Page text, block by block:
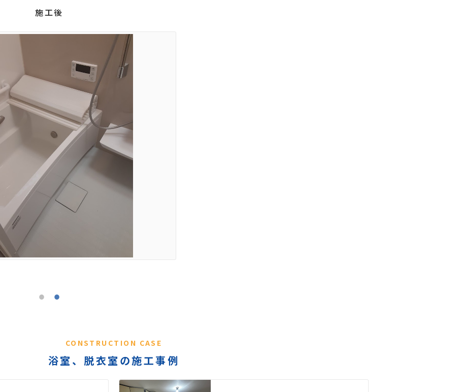
施工後
CONSTRUCTION CASE
浴室、脱衣室の施工事例